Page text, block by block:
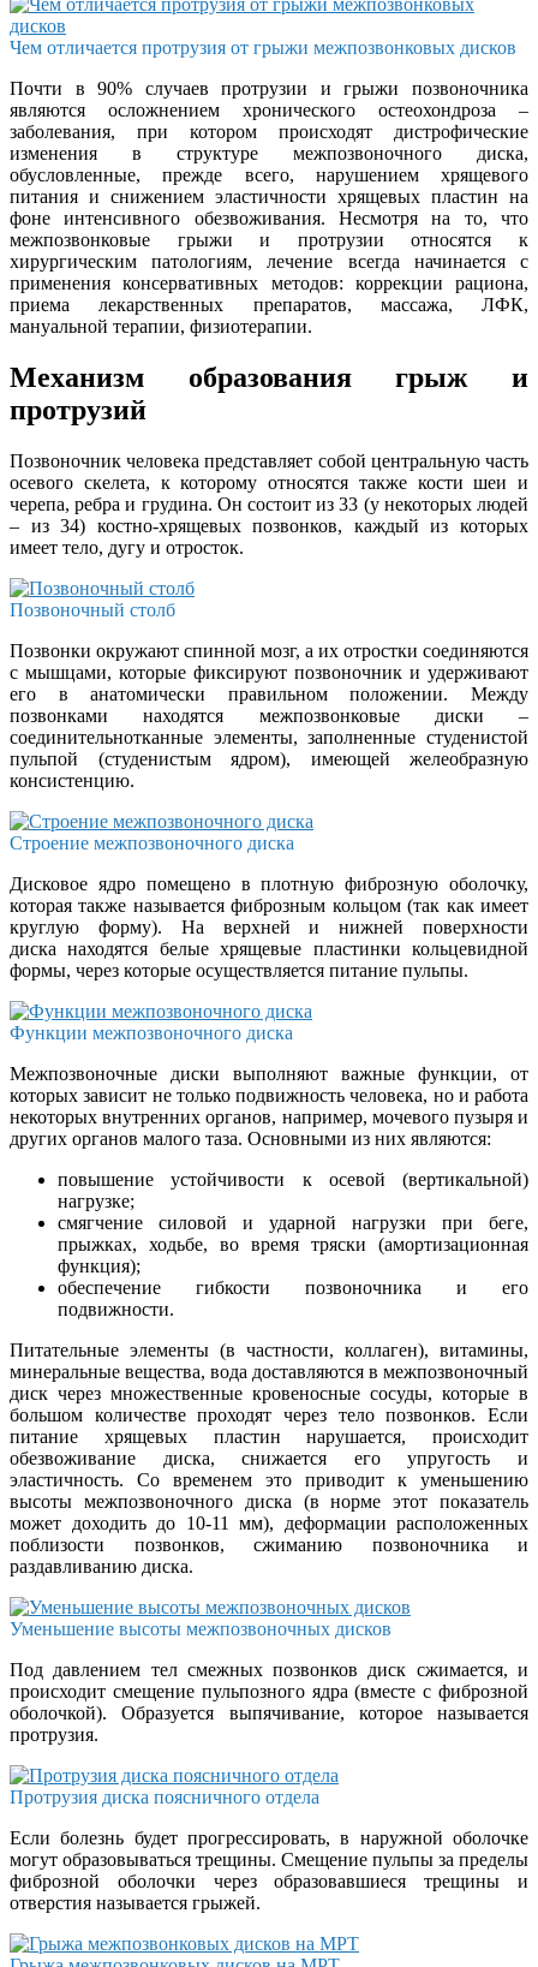
Чем отличается протрузия от грыжи межпозвонковых дисков
Почти в 90% случаев протрузии и грыжи позвоночника
являются осложнением хронического остеохондроза –
заболевания, при котором происходят дистрофические
изменения в структуре межпозвоночного диска,
обусловленные, прежде всего, нарушением хрящевого
питания и снижением эластичности хрящевых пластин на
фоне интенсивного обезвоживания. Несмотря на то, что
межпозвонковые грыжи и протрузии относятся к
хирургическим патологиям, лечение всегда начинается с
применения консервативных методов: коррекции рациона,
приема лекарственных препаратов, массажа, ЛФК,
мануальной терапии, физиотерапии.
Механизм образования грыж и
протрузий
Позвоночник человека представляет собой центральную часть
осевого скелета, к которому относятся также кости шеи и
черепа, ребра и грудина. Он состоит из 33 (у некоторых людей
– из 34) костно-хрящевых позвонков, каждый из которых
имеет тело, дугу и отросток.
Позвоночный столб
Позвонки окружают спинной мозг, а их отростки соединяются
с мышцами, которые фиксируют позвоночник и удерживают
его в анатомически правильном положении. Между
позвонками находятся межпозвонковые диски –
соединительнотканные элементы, заполненные студенистой
пульпой (студенистым ядром), имеющей желеобразную
консистенцию.
Строение межпозвоночного диска
Дисковое ядро помещено в плотную фиброзную оболочку,
которая также называется фиброзным кольцом (так как имеет
круглую форму). На верхней и нижней поверхности
диска находятся белые хрящевые пластинки кольцевидной
формы, через которые осуществляется питание пульпы.
Функции межпозвоночного диска
Межпозвоночные диски выполняют важные функции, от
которых зависит не только подвижность человека, но и работа
некоторых внутренних органов, например, мочевого пузыря и
других органов малого таза. Основными из них являются:
повышение устойчивости к осевой (вертикальной)
нагрузке;
смягчение силовой и ударной нагрузки при беге,
прыжках, ходьбе, во время тряски (амортизационная
функция);
обеспечение гибкости позвоночника и его
подвижности.
Питательные элементы (в частности, коллаген), витамины,
минеральные вещества, вода доставляются в межпозвоночный
диск через множественные кровеносные сосуды, которые в
большом количестве проходят через тело позвонков. Если
питание хрящевых пластин нарушается, происходит
обезвоживание диска, снижается его упругость и
эластичность. Со временем это приводит к уменьшению
высоты межпозвоночного диска (в норме этот показатель
может доходить до 10-11 мм), деформации расположенных
поблизости позвонков, сжиманию позвоночника и
раздавливанию диска.
Уменьшение высоты межпозвоночных дисков
Под давлением тел смежных позвонков диск сжимается, и
происходит смещение пульпозного ядра (вместе с фиброзной
оболочкой). Образуется выпячивание, которое называется
протрузия.
Протрузия диска поясничного отдела
Если болезнь будет прогрессировать, в наружной оболочке
могут образовываться трещины. Смещение пульпы за пределы
фиброзной оболочки через образовавшиеся трещины и
отверстия называется грыжей.